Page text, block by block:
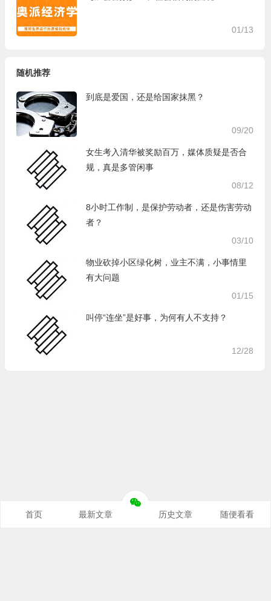
01/13
随机推荐
到底是爱国，还是给国家抹黑？
09/20
女生考入清华被奖励百万，媒体质疑是否合
规，真是多管闲事
08/12
8小时工作制，是保护劳动者，还是伤害劳动
者？
03/10
物业砍掉小区绿化树，业主不满，小事情里
有大问题
01/15
叫停“连坐”是好事，为何有人不支持？
12/28
首页 最新文章 历史文章 随便看看